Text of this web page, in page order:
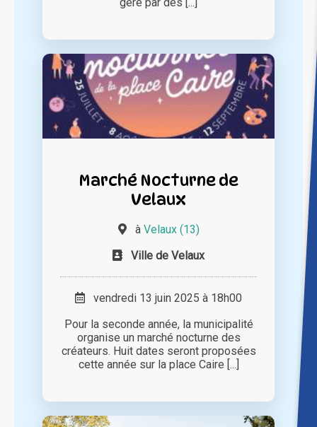
Marché Nocturne de
Velaux
à Velaux (13)
Ville de Velaux
vendredi 13 juin 2025 à 18h00
Pour la seconde année, la municipalité
organise un marché nocturne des
créateurs. Huit dates seront proposées
cette année sur la place Caire [...]